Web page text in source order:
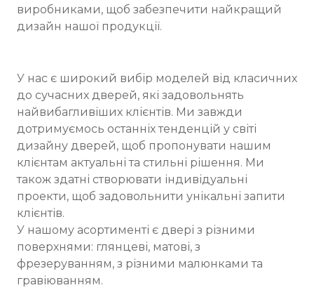
виробниками, щоб забезпечити найкращий
дизайн нашої продукції.
У нас є широкий вибір моделей від класичних
до сучасних дверей, які задовольнять
найвибагливіших клієнтів. Ми завжди
дотримуємось останніх тенденцій у світі
дизайну дверей, щоб пропонувати нашим
клієнтам актуальні та стильні рішення. Ми
також здатні створювати індивідуальні
проекти, щоб задовольнити унікальні запити
клієнтів.
У нашому асортименті є двері з різними
поверхнями: глянцеві, матові, з
фрезеруванням, з різними малюнками та
гравіюванням.